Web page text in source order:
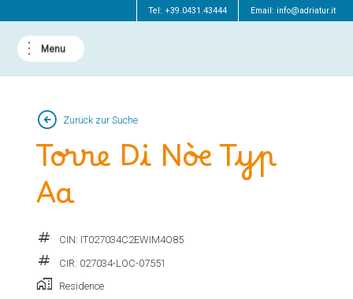
Tel: +39.0431.43444 Email: info@adriatur.it
arrow_circle_left Zurück zur Suche
Torre Di Nòe Typ
Aa
tag CIN: IT027034C2EWIM4O85
tag CIR: 027034-LOC-07551
home_work Residence